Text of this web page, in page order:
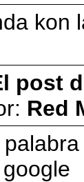
post
Red